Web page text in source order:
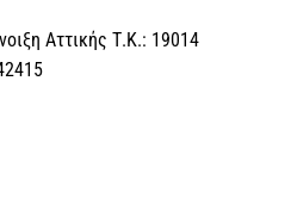
Αττικής Τ.Κ.: 19014